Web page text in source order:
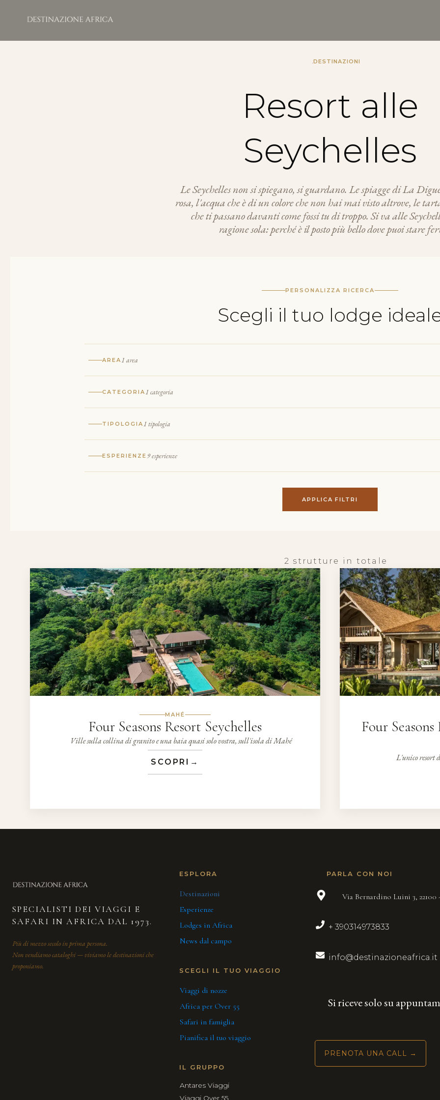
.DESTINAZIONI
Resort alle
Seychelles
Le Seychelles non si spiegano, si guardano. Le spiagge di La
rosa, l'acqua che è di un colore che non hai mai visto altrove, le
che ti passano davanti come fossi tu di troppo. Si va alle
ragione sola: perché è il posto più bello dove puoi stare
PERSONALIZZA RICERCA
Scegli il tuo lodge
AREA 1 area
CATEGORIA 1 categoria
TIPOLOGIA 1 tipologia
ESPERIENZE 9 esperienze
APPLICA FILTRI
2 strutture in totale
MAHÉ
Four Seasons Resort Seychelles
Ville sulla collina di granito e una baia quasi solo vostra, sull'isola di Mahé
SCOPRI →
Four
L'unico resort
SPECIALISTI DEI VIAGGI E
SAFARI IN AFRICA DAL 1973.
Più di mezzo secolo in prima persona.
Non vendiamo cataloghi — viviamo le destinazioni che
proponiamo.
ESPLORA
Destinazioni
Esperienze
Lodges in Africa
News dal campo
SCEGLI IL TUO VIAGGIO
Viaggi di nozze
Africa per Over 55
Safari in famiglia
Pianifica il tuo viaggio
IL GRUPPO
Antares Viaggi
Viaggi Over 55
PARLA CON NOI
Via Bernardino Luini 3, 22100
+ 390314973833
info@destinazioneafrica.it
Si riceve solo su
PRENOTA UNA CALL →